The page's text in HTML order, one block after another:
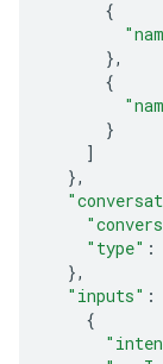
{
},
{
}
]
},
"type" :
},
"inputs" :
{